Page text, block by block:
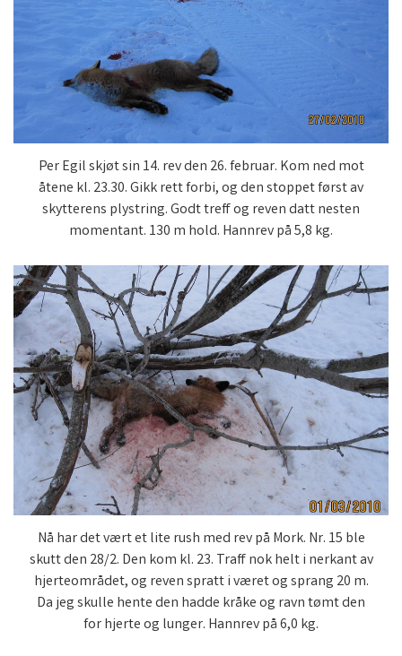
Per Egil skjøt sin 14. rev den 26. februar. Kom ned mot
åtene kl. 23.30. Gikk rett forbi, og den stoppet først av
skytterens plystring. Godt treff og reven datt nesten
momentant. 130 m hold. Hannrev på 5,8 kg.
Nå har det vært et lite rush med rev på Mork. Nr. 15 ble
skutt den 28/2. Den kom kl. 23. Traff nok helt i nerkant av
hjerteområdet, og reven spratt i været og sprang 20 m.
Da jeg skulle hente den hadde kråke og ravn tømt den
for hjerte og lunger. Hannrev på 6,0 kg.